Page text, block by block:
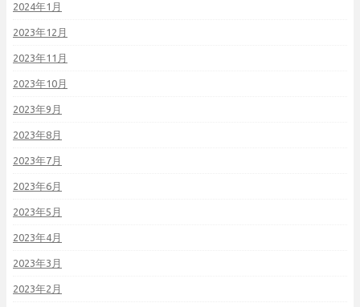
2024年1月
2023年12月
2023年11月
2023年10月
2023年9月
2023年8月
2023年7月
2023年6月
2023年5月
2023年4月
2023年3月
2023年2月